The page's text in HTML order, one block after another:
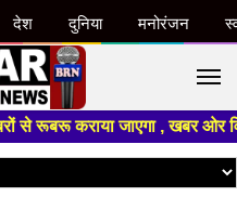
जाएगा , खबर ओर
देश दुनिया मनोरंजन